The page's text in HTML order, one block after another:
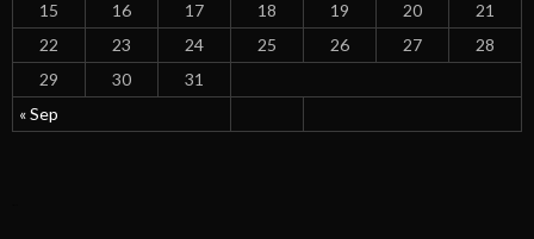
« Sep
15
16 17 18 19 20
21
22
23 24 25 26 27
28
29
30 31